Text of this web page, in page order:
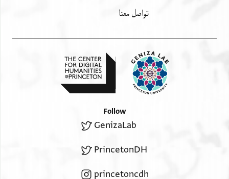
تواصل معنا
Follow
GenizaLab
PrincetonDH
princetoncdh